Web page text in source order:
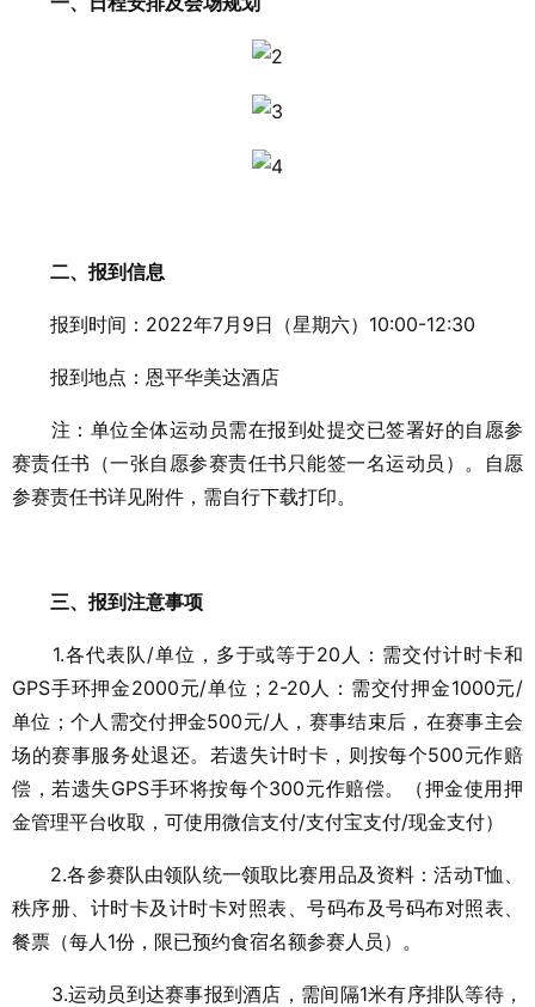
二、报到信息
报到时间：2022年7月9日（星期六）10:00-12:30
报到地点：恩平华美达酒店
注：单位全体运动员需在报到处提交已签署好的自愿参
赛责任书（一张自愿参赛责任书只能签一名运动员）。自愿
参赛责任书详见附件，需自行下载打印。
三、报到注意事项
1.各代表队/单位，多于或等于20人：需交付计时卡和
GPS手环押金2000元/单位；2-20人：需交付押金1000元/
单位；个人需交付押金500元/人，赛事结束后，在赛事主会
场的赛事服务处退还。若遗失计时卡，则按每个500元作赔
偿，若遗失GPS手环将按每个300元作赔偿。（押金使用押
金管理平台收取，可使用微信支付/支付宝支付/现金支付）
2.各参赛队由领队统一领取比赛用品及资料：活动T恤、
秩序册、计时卡及计时卡对照表、号码布及号码布对照表、
餐票（每人1份，限已预约食宿名额参赛人员）。
3.运动员到达赛事报到酒店，需间隔1米有序排队等待，